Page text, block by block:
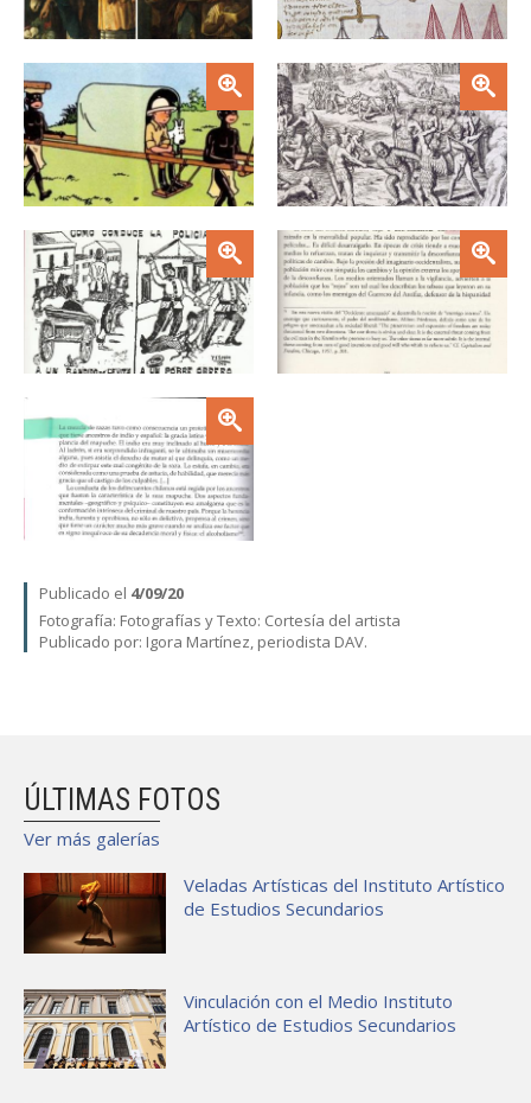
Zoom Zoom
Zoom Zoom
Zoom
Publicado el 4/09/20
Fotografía: Fotografías y Texto: Cortesía del artista
Publicado por: Igora Martínez, periodista DAV.
ÚLTIMAS FOTOS
Ver más galerías
Veladas Artísticas del Instituto Artístico
de Estudios Secundarios
Vinculación con el Medio Instituto
Artístico de Estudios Secundarios